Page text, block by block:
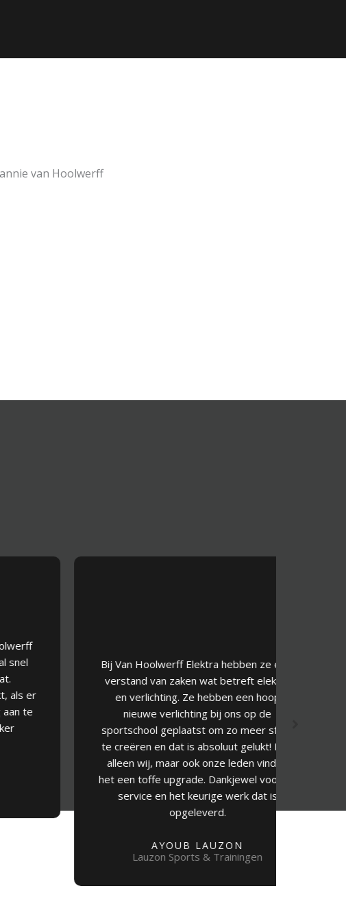
en verlichting. Ze hebben een hoop
nieuwe verlichting bij ons op de
sportschool geplaatst om zo meer sfeer
te creëren en dat is absoluut gelukt! Niet
alleen wij, maar ook onze leden vinden
het een toffe upgrade. Dankjewel voor de
service en het keurige werk dat is
opgeleverd.
AYOUB LAUZON
Lauzon Sports & Trainingen